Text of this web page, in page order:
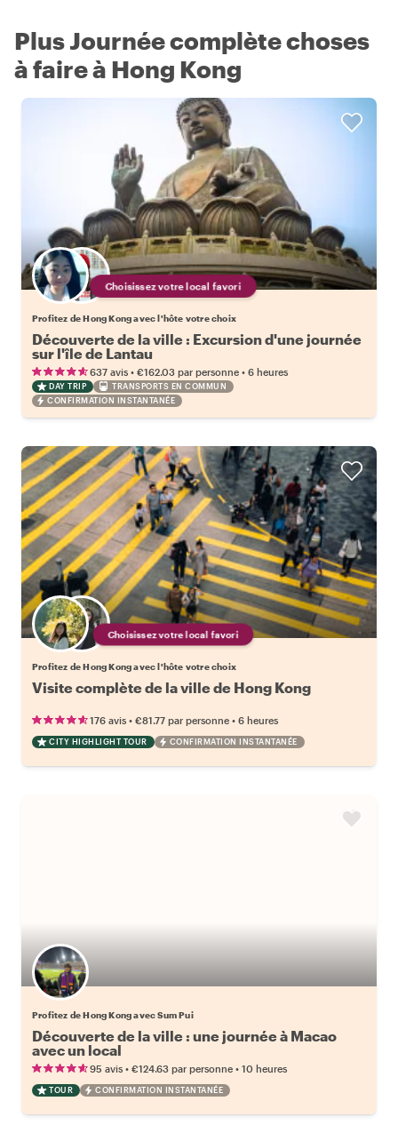
Plus Journée complète choses
à faire à Hong Kong
Choisissez votre local favori
Profitez de Hong Kong avec l'hôte votre choix
Découverte de la ville : Excursion d'une journée
sur l'île de Lantau
637 avis • €162.03 par personne • 6 heures
DAY TRIP
TRANSPORTS EN COMMUN
CONFIRMATION INSTANTANÉE
Choisissez votre local favori
Profitez de Hong Kong avec l'hôte votre choix
Visite complète de la ville de Hong Kong
176 avis • €81.77 par personne • 6 heures
CITY HIGHLIGHT TOUR CONFIRMATION INSTANTANÉE
Profitez de Hong Kong avec Sum Pui
Découverte de la ville : une journée à Macao
avec un local
95 avis • €124.63 par personne • 10 heures
TOUR CONFIRMATION INSTANTANÉE